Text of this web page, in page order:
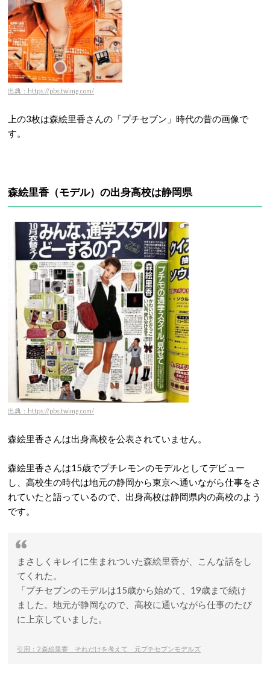
出典：https://pbs.twimg.com/
上の3枚は森絵里香さんの「プチセブン」時代の昔の画像で
す。
森絵里香（モデル）の出身高校は静岡県
出典：https://pbs.twimg.com/
森絵里香さんは出身高校を公表されていません。
森絵里香さんは15歳でプチレモンのモデルとしてデビュー
し、高校生の時代は地元の静岡から東京へ通いながら仕事をさ
れていたと語っているので、出身高校は静岡県内の高校のよう
です。
まさしくキレイに生まれついた森絵里香が、こんな話をし
てくれた。
「プチセブンのモデルは15歳から始めて、19歳まで続け
ました。地元が静岡なので、高校に通いながら仕事のたび
に上京していました。
引用：2 森絵里香 それだけを考えて 元プチセブンモデルズ